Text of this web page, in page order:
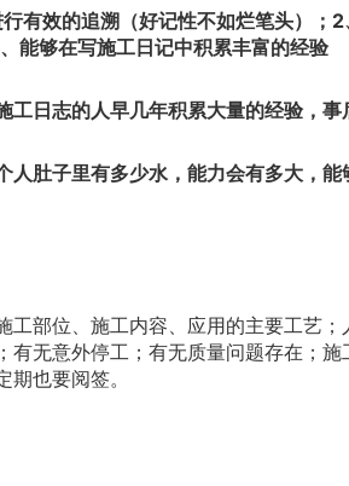
有效的追溯 （好记性不如烂笔头）
；
能够在写施工日记中积累丰富的经验
日志的人早几年积累大量的经验，
肚子里有多少水，能力会有多大，
工部位、施工内容、应用的主要工艺
无意外停工；有无质量问题存在；
也要阅签。